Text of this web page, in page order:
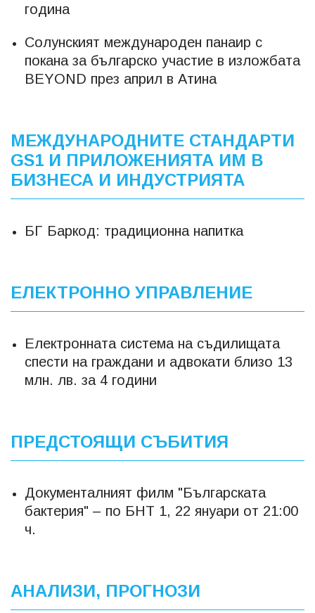
година
Солунският международен панаир с
покана за българско участие в изложбата
BEYOND през април в Атина
МЕЖДУНАРОДНИТЕ СТАНДАРТИ
GS1 И ПРИЛОЖЕНИЯТА ИМ В
БИЗНЕСА И ИНДУСТРИЯТА
БГ Баркод: традиционна напитка
ЕЛЕКТРОННО УПРАВЛЕНИЕ
Електронната система на съдилищата
спести на граждани и адвокати близо 13
млн. лв. за 4 години
ПРЕДСТОЯЩИ СЪБИТИЯ
Документалният филм "Българската
бактерия" – по БНТ 1, 22 януари от 21:00
ч.
АНАЛИЗИ, ПРОГНОЗИ